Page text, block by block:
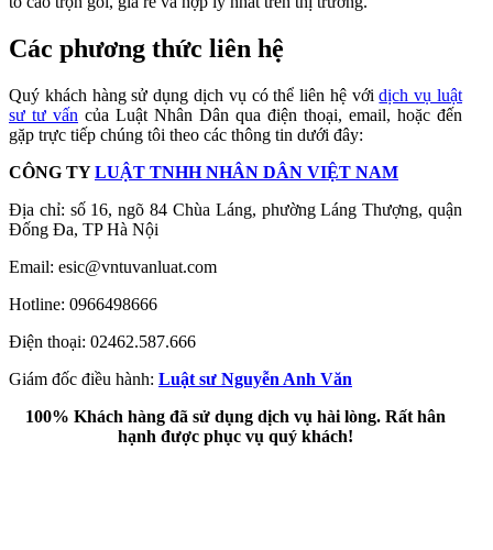
Các phương thức liên hệ
Quý khách hàng sử dụng dịch vụ có thể liên hệ vớidịch vụ luật
sư tư vấn của Luật Nhân Dân qua điện thoại, email, hoặc đến
gặp trực tiếp chúng tôi theo các thông tin dưới đây:
CÔNG TYLUẬT TNHH NHÂN DÂN VIỆT NAM
Địa chỉ: số 16, ngõ 84 Chùa Láng, phường Láng Thượng, quận
Đống Đa, TP Hà Nội
Email: esic@vntuvanluat.com
Hotline: 0966498666
Điện thoại: 02462.587.666
Giám đốc điều hành: Luật sư Nguyễn Anh Văn
100% Khách hàng đã sử dụng dịch vụ hài lòng. Rất hân
hạnh được phục vụ quý khách!